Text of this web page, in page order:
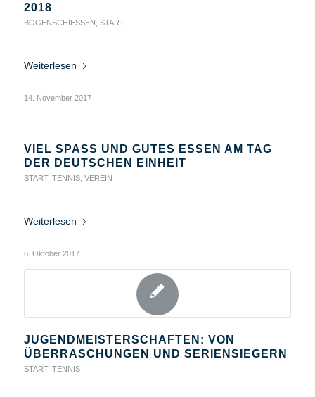
2018
BOGENSCHIESSEN START
Weiterlesen
14. November 2017
VIEL SPASS UND GUTES ESSEN AM TAG D
ER DEUTSCHEN EINHEIT
START, TENNIS, VEREIN
Weiterlesen
6. Oktober 2017
JUGENDMEISTERSCHAFTEN: VON
ÜBERRASCHUNGEN UND SERIENSIEGERN
START, TENNIS